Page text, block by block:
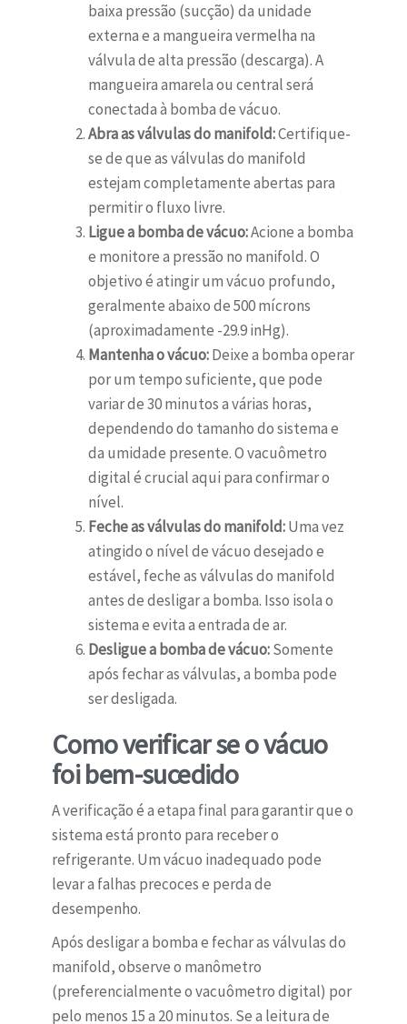
baixa pressão (sucção) da unidade
externa e a mangueira vermelha na
válvula de alta pressão (descarga). A
mangueira amarela ou central será
conectada à bomba de vácuo.
Abra as válvulas do manifold:Certifique-
se de que as válvulas do manifold
estejam completamente abertas para
permitir o fluxo livre.
Ligue a bomba de vácuo:Acione a bomba
e monitore a pressão no manifold. O
objetivo é atingir um vácuo profundo,
geralmente abaixo de 500 mícrons
(aproximadamente -29.9 inHg).
Mantenha o vácuo:Deixe a bomba operar
por um tempo suficiente, que pode
variar de 30 minutos a várias horas,
dependendo do tamanho do sistema e
da umidade presente. O vacuômetro
digital é crucial aqui para confirmar o
nível.
Feche as válvulas do manifold:Uma vez
atingido o nível de vácuo desejado e
estável, feche as válvulas do manifold
antes de desligar a bomba. Isso isola o
sistema e evita a entrada de ar.
Desligue a bomba de vácuo:Somente
após fechar as válvulas, a bomba pode
ser desligada.
Como verificar se o vácuo
foi bem-sucedido
A verificação é a etapa final para garantir que o
sistema está pronto para receber o
refrigerante. Um vácuo inadequado pode
levar a falhas precoces e perda de
desempenho.
Após desligar a bomba e fechar as válvulas do
manifold, observe o manômetro
(preferencialmente o vacuômetro digital) por
pelo menos 15 a 20 minutos. Se a leitura de